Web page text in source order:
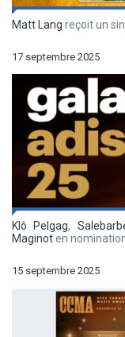
Matt Lang reçoit un
17 septembre 2025
Klô Pelgag,
Maginoten
15 septembre 2025